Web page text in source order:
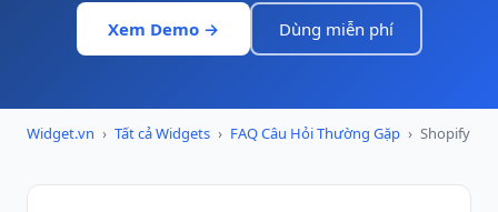
Xem Demo → Dùng miễn phí
Widget.vn › Tất cả Widgets › FAQ Câu Hỏi Thường Gặp › Shopify